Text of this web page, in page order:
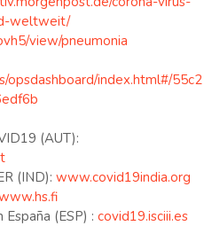
weltweit/
view/pneumonia
opsdashboard/index.html#/55c2
(AUT):
(IND): www.covid19india.org
(ESP) : covid19.isciii.es